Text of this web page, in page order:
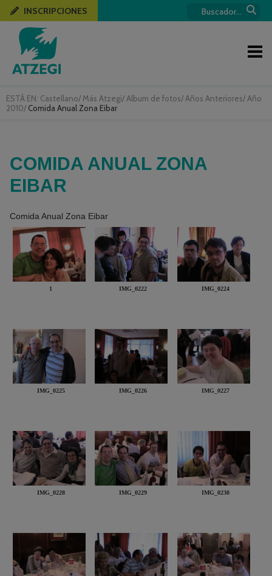
ESTÁ EN: Castellano/ Más Atzegi/ Album de fotos/ Años Anteriores/ Año
2010/ Comida Anual Zona Eibar
INSCRIPCIONES
COMIDA ANUAL ZONA
EIBAR
Comida Anual Zona Eibar
1 IMG_0222 IMG_0224
IMG_0225 IMG_0226 IMG_0227
IMG_0228 IMG_0229 IMG_0230